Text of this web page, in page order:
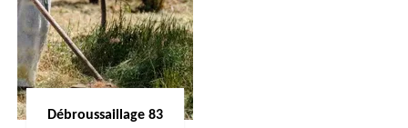
Débroussaillage 83